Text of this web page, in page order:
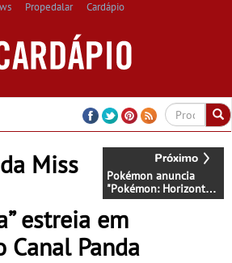
Propedalar Cardápio
Pokémon anuncia
"Pokémon: Horizontes"
como o título oficial
da próxima série
animada
Miss
estreia em
Canal Panda